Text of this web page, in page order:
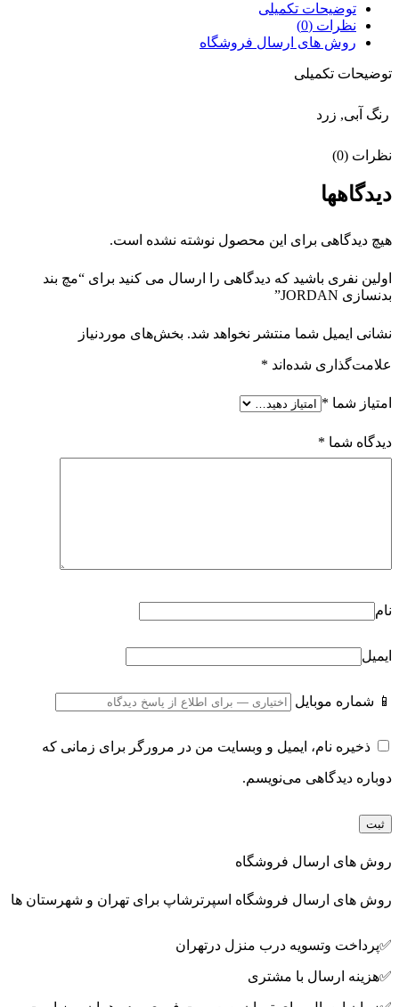
توضیحات تکمیلی
نظرات (0)
روش های ارسال فروشگاه
توضیحات تکمیلی
رنگ آبی, زرد
نظرات (0)
دیدگاهها
هیچ دیدگاهی برای این محصول نوشته نشده است.
اولین نفری باشید که دیدگاهی را ارسال می کنید برای “مچ بند
بدنسازی JORDAN”
نشانی ایمیل شما منتشر نخواهد شد. بخش‌های موردنیاز
علامت‌گذاری شده‌اند *
امتیاز شما *
دیدگاه شما *
نام
ایمیل
📱 شماره موبایل
ذخیره نام، ایمیل و وبسایت من در مرورگر برای زمانی که
دوباره دیدگاهی می‌نویسم.
روش های ارسال فروشگاه
روش های ارسال فروشگاه اسپرترشاپ برای تهران و شهرستان ها
✅پرداخت وتسویه درب منزل درتهران
✅هزینه ارسال با مشتری